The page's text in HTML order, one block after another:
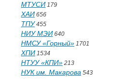
МТУСИ 179
ХАИ 656
ТПУ455
НИУ МЭИ 640
НМСУ «Горный» 1701
ХПИ 1534
НТУУ «КПИ» 213
НУК им. Макарова 543